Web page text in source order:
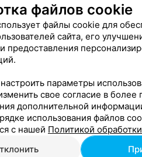
файлов cookie
файлы cookie для
сайта, его
предоставления
параметры
свое согласие в более
дополнительной
использования файлов
с нашей Политикой